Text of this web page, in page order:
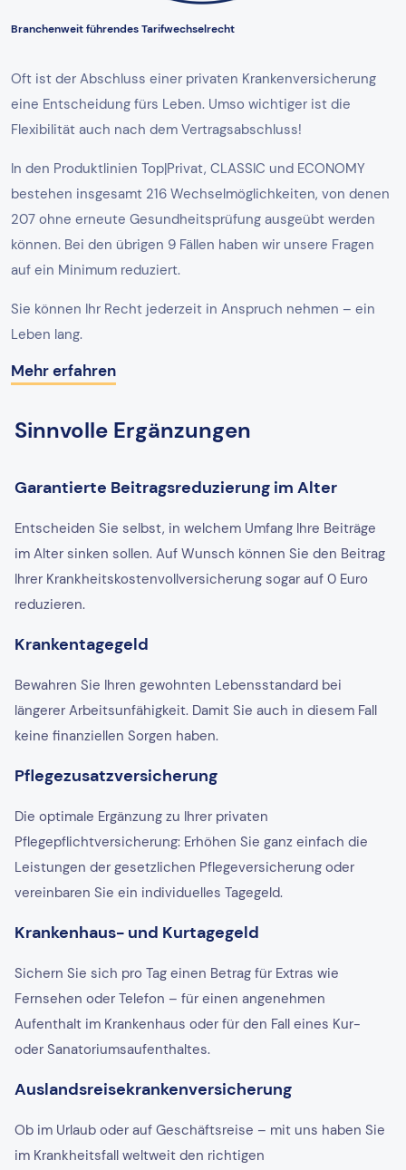
Branchenweit führendes Tarifwechselrecht
Oft ist der Abschluss einer privaten Krankenversicherung
eine Entscheidung fürs Leben. Umso wichtiger ist die
Flexibilität auch nach dem Vertragsabschluss!
In den Produktlinien Top|Privat, CLASSIC und ECONOMY
bestehen insgesamt 216 Wechselmöglichkeiten, von denen
207 ohne erneute Gesundheitsprüfung ausgeübt werden
können. Bei den übrigen 9 Fällen haben wir unsere Fragen
auf ein Minimum reduziert.
Sie können Ihr Recht jederzeit in Anspruch nehmen – ein
Leben lang.
Mehr erfahren
Sinnvolle Ergänzungen
Garantierte Beitragsreduzierung im Alter
Entscheiden Sie selbst, in welchem Umfang Ihre Beiträge
im Alter sinken sollen. Auf Wunsch können Sie den Beitrag
Ihrer Krankheitskostenvollversicherung sogar auf 0 Euro
reduzieren.
Krankentagegeld
Bewahren Sie Ihren gewohnten Lebensstandard bei
längerer Arbeitsunfähigkeit. Damit Sie auch in diesem Fall
keine finanziellen Sorgen haben.
Pflegezusatzversicherung
Die optimale Ergänzung zu Ihrer privaten
Pflegepflichtversicherung: Erhöhen Sie ganz einfach die
Leistungen der gesetzlichen Pflegeversicherung oder
vereinbaren Sie ein individuelles Tagegeld.
Krankenhaus- und Kurtagegeld
Sichern Sie sich pro Tag einen Betrag für Extras wie
Fernsehen oder Telefon – für einen angenehmen
Aufenthalt im Krankenhaus oder für den Fall eines Kur-
oder Sanatoriumsaufenthaltes.
Auslandsreisekrankenversicherung
Ob im Urlaub oder auf Geschäftsreise – mit uns haben Sie
im Krankheitsfall weltweit den richtigen